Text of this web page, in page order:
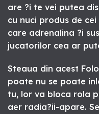
are ?i te vei putea
cu nuci produs de
care adrenalina ?i
jucatorilor cea ar
Steaua din acest
poate nu se poate
tu, lor va bloca rola
aer radia?ii-apare.